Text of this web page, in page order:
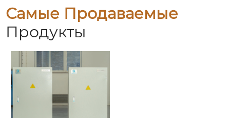
Самые Продаваемые
Продукты